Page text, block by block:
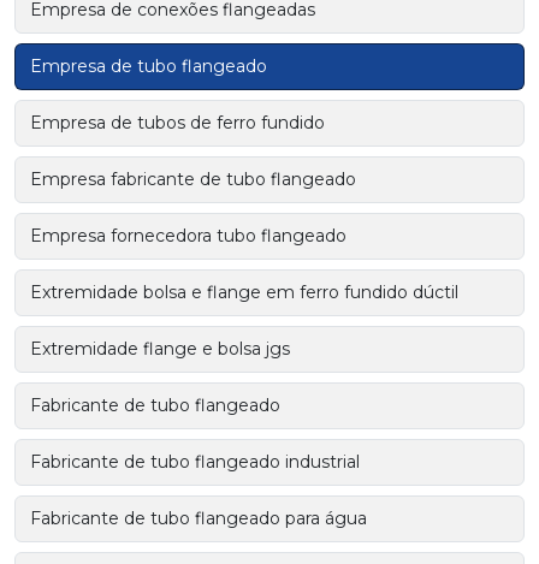
Empresa de conexões flangeadas
Empresa de tubo flangeado
Empresa de tubos de ferro fundido
Empresa fabricante de tubo flangeado
Empresa fornecedora tubo flangeado
Extremidade bolsa e flange em ferro fundido dúctil
Extremidade flange e bolsa jgs
Fabricante de tubo flangeado
Fabricante de tubo flangeado industrial
Fabricante de tubo flangeado para água